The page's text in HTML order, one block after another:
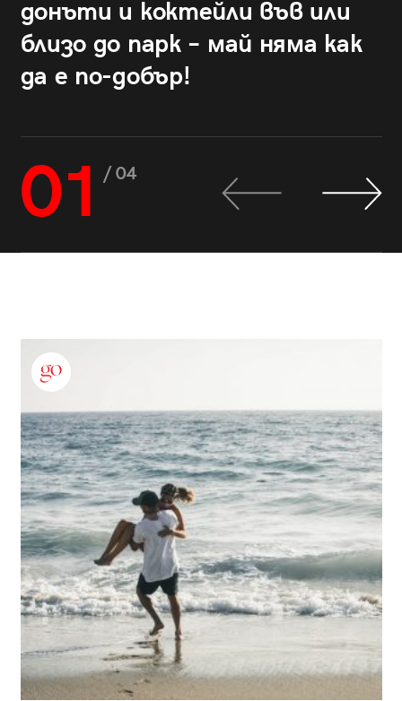
донъти и коктейли във или
близо до парк – май няма как
да е по-добър!
01 / 04